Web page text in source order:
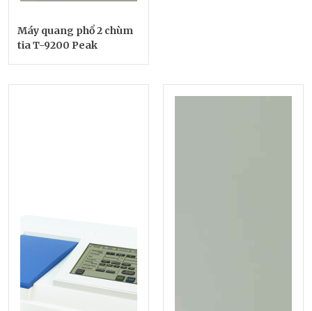
Máy quang phổ 2 chùm
tia T-9200 Peak